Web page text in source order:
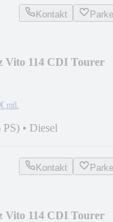
Kontakt
Vito 114 CDI Tourer
mtl.
PS) • Diesel
Kontakt
Vito 114 CDI Tourer